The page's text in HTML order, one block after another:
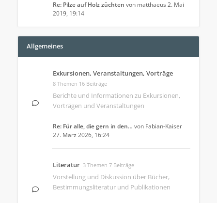
Re: Pilze auf Holz züchten von matthaeus 2. Mai
2019, 19:14
Allgemeines
Exkursionen, Veranstaltungen, Vorträge
8 Themen 16 Beiträge
Berichte und Informationen zu Exkursionen,
Vorträgen und Veranstaltungen
Re: Für alle, die gern in den… von Fabian-Kaiser
27. März 2026, 16:24
Literatur 3 Themen 7 Beiträge
Vorstellung und Diskussion über Bücher,
Bestimmungsliteratur und Publikationen